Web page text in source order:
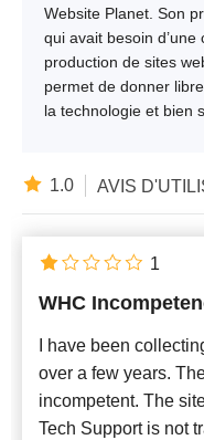
Website Planet. Son
qui avait besoin
production de sites
permet de donner
la technologie et bien
1.0 AVIS
WHC
I have been
over a few years.
incompetent. The
Tech Support is not
1